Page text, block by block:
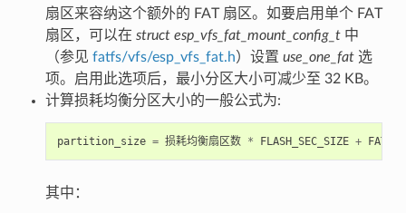
扇区来容纳这个额外的 FAT 扇区。如要启用单个 FAT
扇区，可以在 struct esp_vfs_fat_mount_config_t中
（参见 fatfs/vfs/esp_vfs_fat.h）设置 use_one_fat选
项。启用此选项后，最小分区大小可减少至 32 KB。
计算损耗均衡分区大小的一般公式为:
partition_size = 损耗均衡扇区数 * FLASH_SEC_SIZE + FATFS
其中：